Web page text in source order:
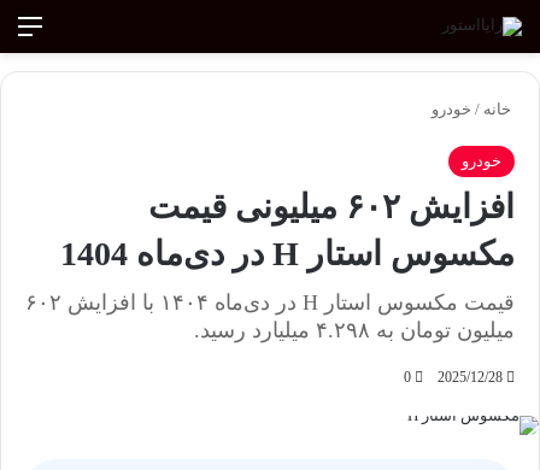
جستجو
تغییر پوسته
خانه / خودرو
خودرو
افزایش ۶۰۲ میلیونی قیمت
مکسوس استار H در دی‌ماه 1404
قیمت مکسوس استار H در دی‌ماه ۱۴۰۴ با افزایش ۶۰۲
میلیون تومان به ۴.۲۹۸ میلیارد رسید.
2025/12/28
0